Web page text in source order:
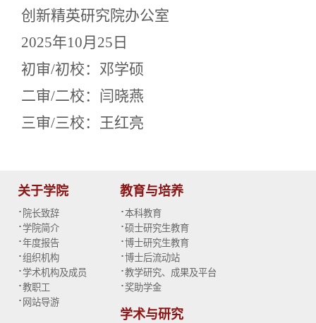
创新精英研究院办公室
2025年10月25日
初审/初校：邓学硕
二审/二校：闫晓燕
三审/三校：王红亮
关于学院
· 院长致辞
·学院简介
·年度报告
·组织机构
·学术机构及成员
·教职工
· 网站导游
教育与培养
·本科教育
·硕士研究生教育
·博士研究生教育
·博士后流动站
·教学研究、成果及平台
·奖助学金
学术与研究